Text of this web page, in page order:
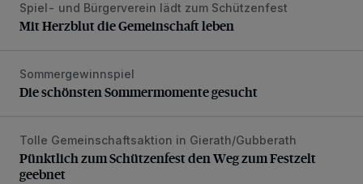
Mit Herzblut die Gemeinschaft leben
Spiel- und Bürgerverein lädt zum Schützenfest
Mit Herzblut die Gemeinschaft leben
Die schönsten Sommermomente gesucht
Sommergewinnspiel
Die schönsten Sommermomente gesucht
Pünktlich zum Schützenfest den Weg zum Festzelt
Tolle Gemeinschaftsaktion in Gierath/Gubberath
Pünktlich zum Schützenfest den Weg zum Festzelt
geebnet